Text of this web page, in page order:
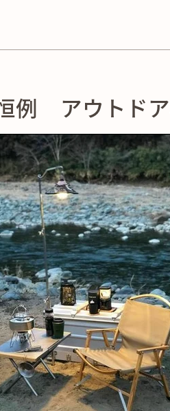
例 アウトドア